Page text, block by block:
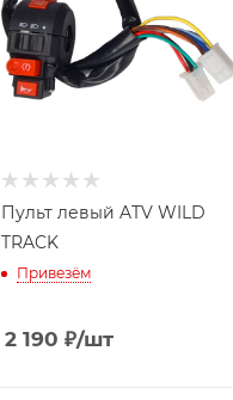
Пульт левый ATV WILD
TRACK
Привезём
2 190 ₽/шт